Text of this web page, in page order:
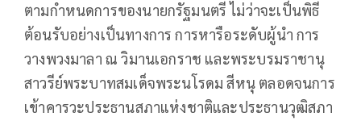
ตามกำหนดการของนายกรัฐมนตรี ไม่ว่าจะเป็นพิธี
ต้อนรับอย่างเป็นทางการ การหารือระดับผู้นำ การ
วางพวงมาลา ณ วิมานเอกราช และพระบรมราชานุ
สาวรีย์พระบาทสมเด็จพระนโรดม สีหนุ ตลอดจนการ
เข้าคารวะประธานสภาแห่งชาติและประธานวุฒิสภา